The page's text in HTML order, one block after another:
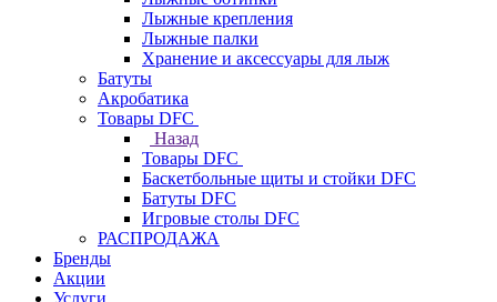
Лыжные крепления
Лыжные палки
Хранение и аксессуары для лыж
Батуты
Акробатика
Товары DFC
Назад
Товары DFC
Баскетбольные щиты и стойки DFC
Батуты DFC
Игровые столы DFC
РАСПРОДАЖА
Бренды
Акции
Услуги